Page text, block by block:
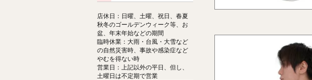
店休日：日曜、土曜、祝日、春夏
秋冬のゴールデンウィーク等、お
盆、年末年始などの期間
臨時休業：大雨・台風・大雪など
の自然災害時、事故や感染症など
やむを得ない時
営業日：上記以外の平日、但し、
土曜日は不定期で営業